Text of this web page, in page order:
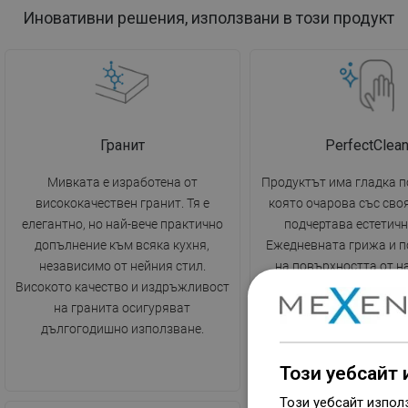
Иновативни решения, използвани в този продукт
Гранит
Мивката е изработена от
висококачествен гранит. Тя е
елегантно, но най-вече практично
допълнение към всяка кухня,
независимо от нейния стил.
Високото качество и издръжливост
на гранита осигуряват
дългогодишно използване.
PerfectClean
Продуктът има гладка
която очарова със
подчертава
Ежедневната грижа и
на повърхността от
замърсявания е много
не изисква
препарати.
Този уебсайт
Този уебсайт